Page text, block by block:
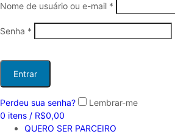
Nome de usuário ou e-mail *
Senha *
Entrar
Perdeu sua senha?
Lembrar-me
0 itens / R$0,00
QUERO SER PARCEIRO